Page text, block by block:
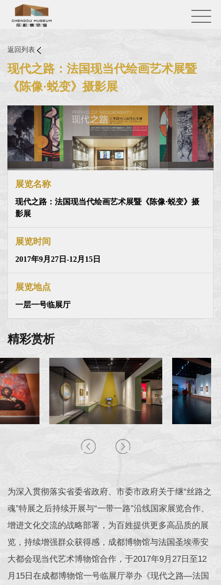
返回列表
现代之路：法国现当代绘画艺术展暨
《陈像·蜕变》摄影展
展览名称
现代之路：法国现当代绘画艺术展暨《陈像·蜕变》摄
影展
展览时间
2017年9月27日-12月15日
展览地点
一层一号临展厅
精彩赏析
为深入贯彻落实省委省政府、市委市政府关于继“丝路之
魂”特展之后持续开展与“一带一路”沿线国家展览合作、
增进文化交流的战略部署，为百姓提供更多高品质的展
览，持续增强群众获得感，成都博物馆与法国圣埃蒂安
大都会现当代艺术博物馆合作，于2017年9月27日至12
月15日在成都博物馆一号临展厅举办《现代之路—法国